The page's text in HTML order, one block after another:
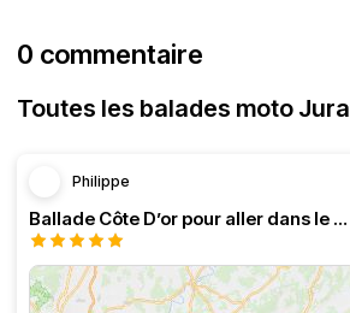
0 commentaire
Toutes les balades moto Jura
Philippe
Ballade Côte D’or pour aller dans le Doubs